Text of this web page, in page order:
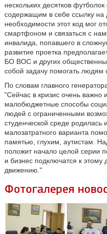
нескольких десятков
содержащим в себе ссылку на
необходимости этот код мог
смартфоном и связаться с
инвалида, попавшего в
развитие проетка
БО ВОС и других
собой задачу помогать людям
По словам главного
"Сейчас в кризис очень важно
малобюджетные способы
людей с ограниченными
студенческой среде родилась
малозатратного варианта
памятью, глухим, аутистам.
положит начало целой серии
и бизнес подключатся к
движению."
Фотогалерея